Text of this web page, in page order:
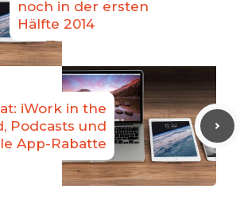
noch in der ersten
Hälfte 2014
iWork in the
Podcasts und
App-Rabatte